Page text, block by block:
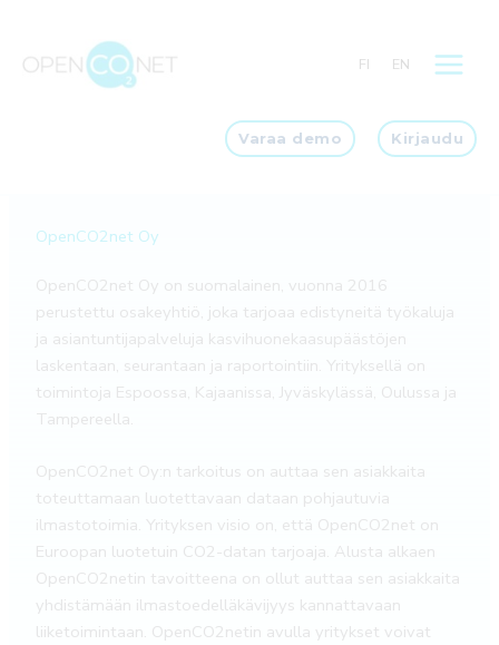
sisältöön
FI EN
Varaa demo Kirjaudu
OpenCO2net Oy
OpenCO2net Oy on suomalainen, vuonna 2016
perustettu osakeyhtiö, joka tarjoaa edistyneitä työkaluja
ja asiantuntijapalveluja kasvihuonekaasupäästöjen
laskentaan, seurantaan ja raportointiin. Yrityksellä on
toimintoja Espoossa, Kajaanissa, Jyväskylässä, Oulussa ja
Tampereella.
OpenCO2net Oy:n tarkoitus on auttaa sen asiakkaita
toteuttamaan luotettavaan dataan pohjautuvia
ilmastotoimia. Yrityksen visio on, että OpenCO2net on
Euroopan luotetuin CO2-datan tarjoaja. Alusta alkaen
OpenCO2netin tavoitteena on ollut auttaa sen asiakkaita
yhdistämään ilmastoedelläkävijyys kannattavaan
liiketoimintaan. OpenCO2netin avulla yritykset voivat